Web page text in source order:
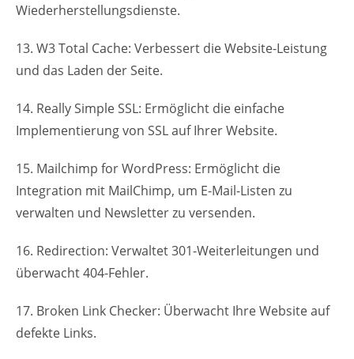
Wiederherstellungsdienste.
13. W3 Total Cache: Verbessert die Website-Leistung
und das Laden der Seite.
14. Really Simple SSL: Ermöglicht die einfache
Implementierung von SSL auf Ihrer Website.
15. Mailchimp for WordPress: Ermöglicht die
Integration mit MailChimp, um E-Mail-Listen zu
verwalten und Newsletter zu versenden.
16. Redirection: Verwaltet 301-Weiterleitungen und
überwacht 404-Fehler.
17. Broken Link Checker: Überwacht Ihre Website auf
defekte Links.